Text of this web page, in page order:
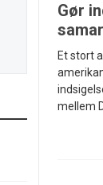
Gør
Et stort
mellem